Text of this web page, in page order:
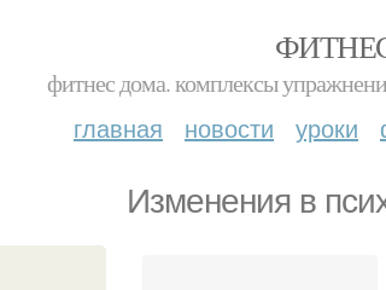
фитнес дома. комплексы
главная новости уроки
Изменения в